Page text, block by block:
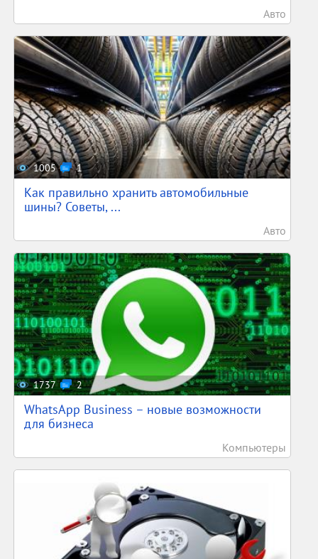
Авто
1005 1
Как правильно хранить автомобильные
шины? Советы, ...
Авто
1737 2
WhatsApp Business – новые возможности
для бизнеса
Компьютеры